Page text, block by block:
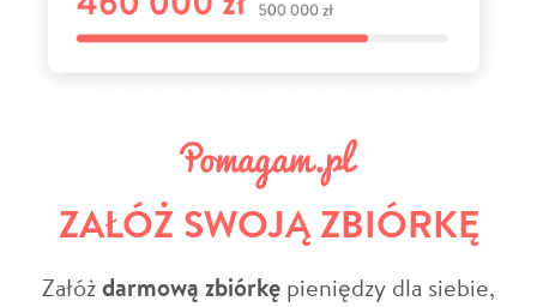
ZAŁÓŻ SWOJĄ ZBIÓRKĘ
Załóżdarmową zbiórkę pieniędzy dla siebie,